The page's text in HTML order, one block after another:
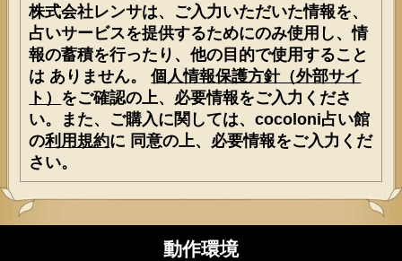
株式会社レンサは、ご入力いただいた情報を、
占いサービスを提供するためにのみ使用し、情
報の蓄積を行ったり、他の目的で使用すること
は ありません。個人情報保護方針（外部サイ
ト） をご確認の上、必要情報をご入力くださ
い。また、ご購入に関しては、cocoloni占い館
の利用規約に 同意の上、必要情報をご入力くだ
さい。
動作環境